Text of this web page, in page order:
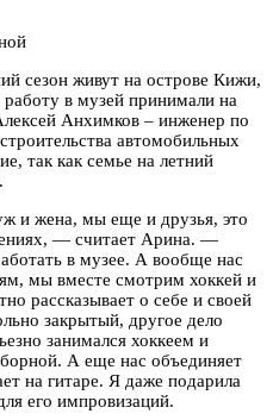
сезон живут на острове Кижи,
в музей принимали на
Анхимков – инженер по
автомобильных
так как семье на летний
и жена, мы еще и друзья, это
— считает Арина. —
в музее. А вообще нас
мы вместе смотрим хоккей и
рассказывает о себе и своей
закрытый, другое дело
занимался хоккеем и
А еще нас объединяет
на гитаре. Я даже подарила
его импровизаций.